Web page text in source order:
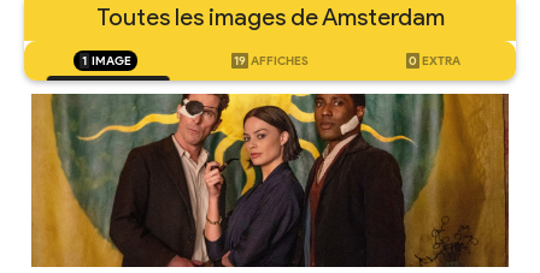
Toutes les images de Amsterdam
1 IMAGE 19 AFFICHES 0 EXTRA